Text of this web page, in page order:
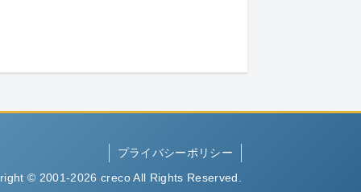
プライバシーポリシー
© 2001-2026 creco All Rights Reserved.